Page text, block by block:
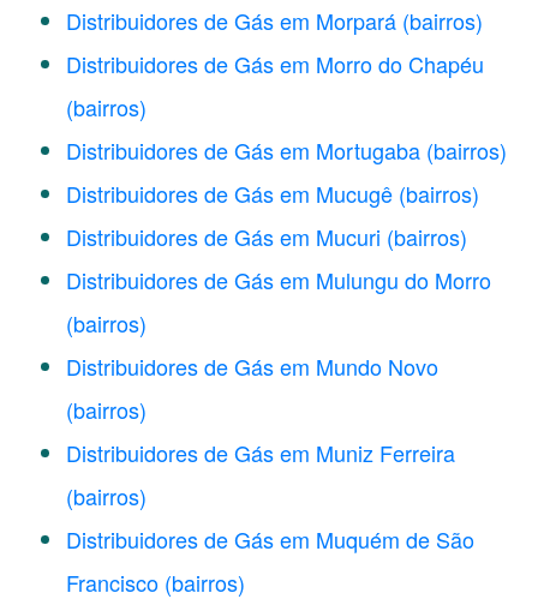
Distribuidores de Gás em Morpará (bairros)
Distribuidores de Gás em Morro do Chapéu
(bairros)
Distribuidores de Gás em Mortugaba (bairros)
Distribuidores de Gás em Mucugê (bairros)
Distribuidores de Gás em Mucuri (bairros)
Distribuidores de Gás em Mulungu do Morro
(bairros)
Distribuidores de Gás em Mundo Novo
(bairros)
Distribuidores de Gás em Muniz Ferreira
(bairros)
Distribuidores de Gás em Muquém de São
Francisco (bairros)